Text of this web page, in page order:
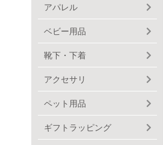
アパレル
ベビー用品
靴下・下着
アクセサリ
ペット用品
ギフトラッピング